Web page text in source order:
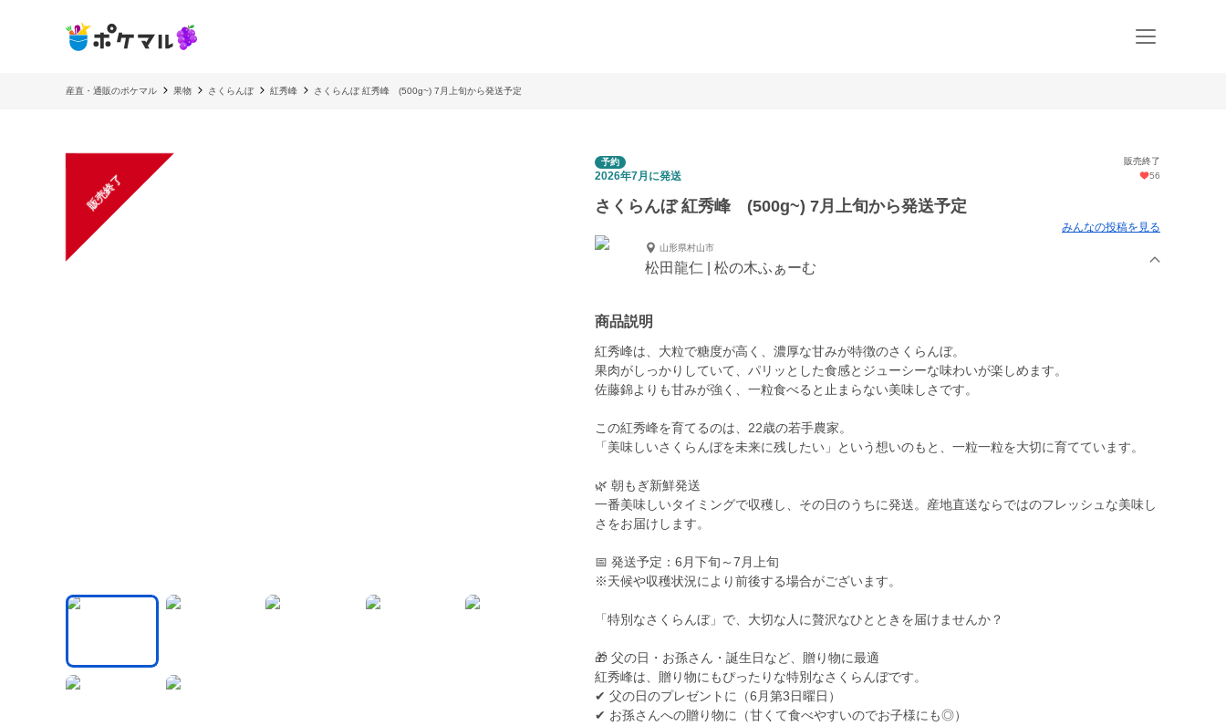
産直・通販のポケマル 果物 さくらんぼ 紅秀峰 さくらんぼ 紅秀峰 (500g~) 7月上旬から発送予定
販売終了
予約 販売終了
2026年7月に発送 56
さくらんぼ 紅秀峰 (500g~) 7月上旬から発送予定
みんなの投稿を見る
山形県村山市
松田龍仁 | 松の木ふぁーむ
商品説明
紅秀峰は、大粒で糖度が高く、濃厚な甘みが特徴のさくらんぼ。
果肉がしっかりしていて、パリッとした食感とジューシーな味わいが楽しめます。
佐藤錦よりも甘みが強く、一粒食べると止まらない美味しさです。
この紅秀峰を育てるのは、22歳の若手農家。
「美味しいさくらんぼを未来に残したい」という想いのもと、一粒一粒を大切に育てています。
🌿 朝もぎ新鮮発送
一番美味しいタイミングで収穫し、その日のうちに発送。産地直送ならではのフレッシュな美味し
さをお届けします。
📅 発送予定：6月下旬～7月上旬
※天候や収穫状況により前後する場合がございます。
「特別なさくらんぼ」で、大切な人に贅沢なひとときを届けませんか？
🎁 父の日・お孫さん・誕生日など、贈り物に最適
紅秀峰は、贈り物にもぴったりな特別なさくらんぼです。
✔ 父の日のプレゼントに（6月第3日曜日）
✔ お孫さんへの贈り物に（甘くて食べやすいのでお子様にも◎）